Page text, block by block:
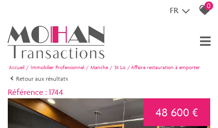
FR 0
Accueil Immobilier Professionnel Manche St Lo Affaire restauration à emporter
Retour aux résultats
Référence : 1744
48 600 €